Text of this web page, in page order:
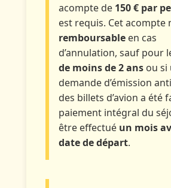
acompte de 150 € par
est requis. Cet acompte
remboursable en cas
d’annulation, sauf pour
de moins de 2 ans ou si
demande d’émission
des billets d’avion a été
paiement intégral du
être effectué un mois
date de départ.